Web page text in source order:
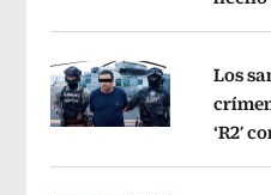
Opens in new window
Opens in new window
Los
‘R2′